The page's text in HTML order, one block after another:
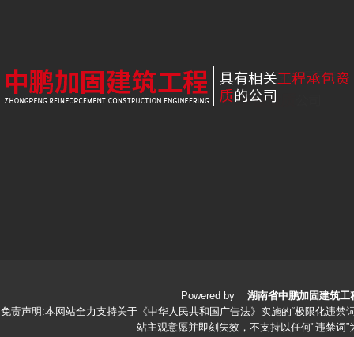
Powered by 湖南省中鹏加固建筑工
免责声明:本网站全力支持关于《中华人民共和国广告法》实施的“极限化违禁
站主观意愿并即刻失效，不支持以任何"违禁词